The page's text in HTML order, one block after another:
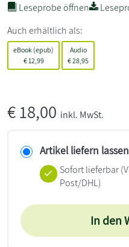
Leseprobe öffnen
Auch erhältlich als:
eBook (epub)
€12,99
Audio
€28,95
€18,00 inkl. MwSt.
Artikel liefern lassen
Sofort lieferbar
Post/DHL)
In den